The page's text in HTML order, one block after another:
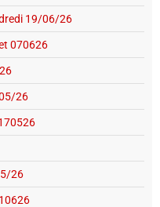
19/06/26
070626
26
26